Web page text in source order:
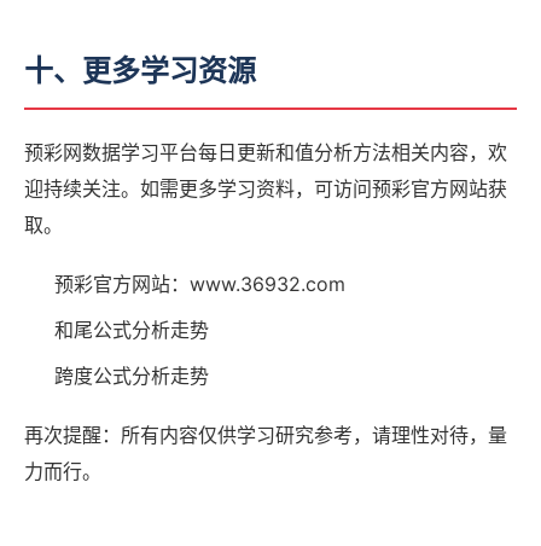
十、更多学习资源
预彩网数据学习平台每日更新和值分析方法相关内容，欢
迎持续关注。如需更多学习资料，可访问预彩官方网站获
取。
预彩官方网站：www.36932.com
和尾公式分析走势
跨度公式分析走势
再次提醒：所有内容仅供学习研究参考，请理性对待，量
力而行。